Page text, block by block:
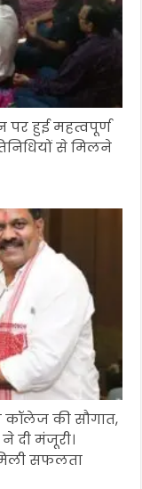
पर हुई महत्वपूर्ण
से मिलने
की सौगात,
दी मंजूरी।
सफलता